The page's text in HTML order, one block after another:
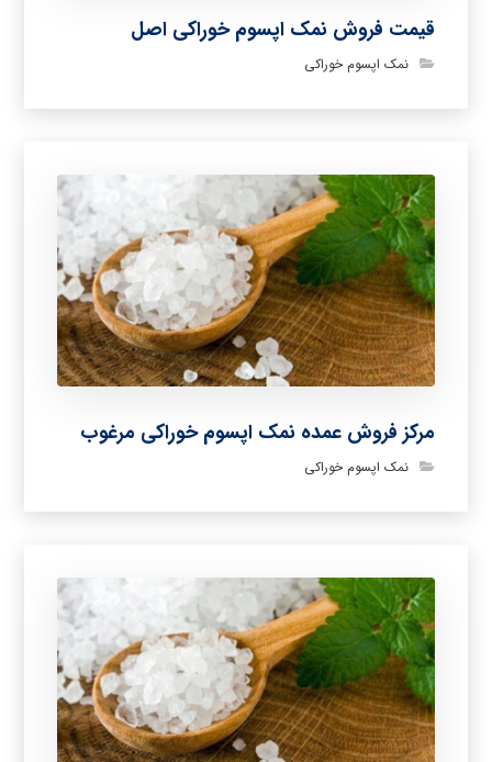
قیمت فروش نمک اپسوم خوراکی اصل
نمک اپسوم خوراکی
مرکز فروش عمده نمک اپسوم خوراکی مرغوب
نمک اپسوم خوراکی